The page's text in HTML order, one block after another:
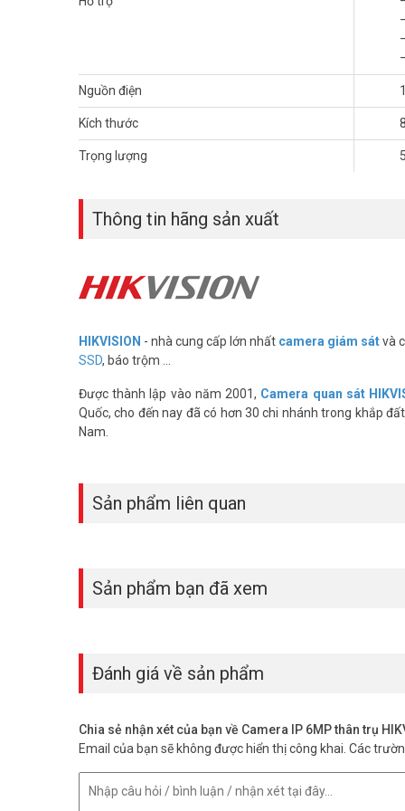
Nguồn điện
Kích thước
Trọng lượng
Thông tin hãng sản xuất
HIKVISION - nhà cung cấp lớn nhất camera giám sátvà
SSD, báo trộm ...
Được thành lập vào năm 2001, Camera quan sát
Quốc, cho đến nay đã có hơn 30 chi nhánh trong khắp
Nam.
Sản phẩm liên quan
Sản phẩm bạn đã xem
Đánh giá về sản phẩm
Chia sẻ nhận xét của bạn về Camera IP 6MP thân trụ
Email của bạn sẽ không được hiển thị công khai. Các